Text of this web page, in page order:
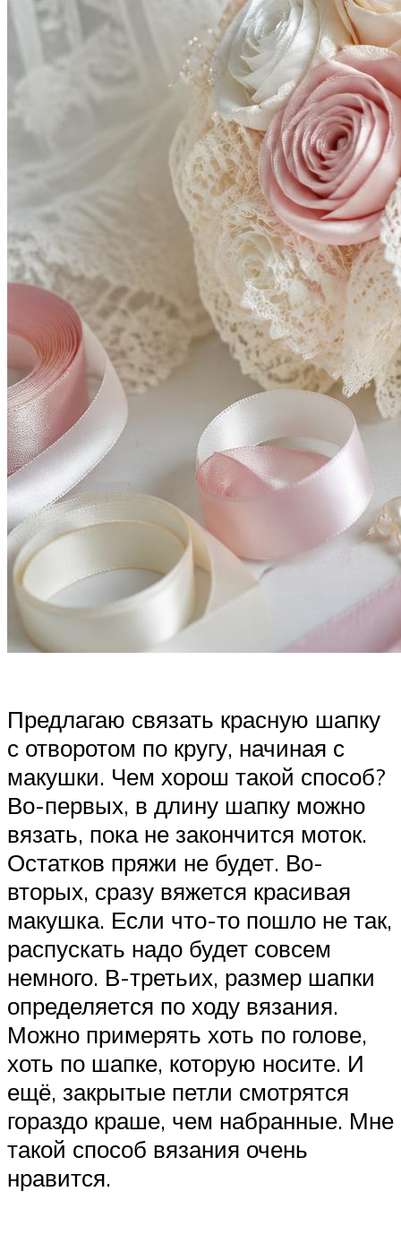
Предлагаю связать красную шапку
с отворотом по кругу, начиная с
макушки. Чем хорош такой способ?
Во-первых, в длину шапку можно
вязать, пока не закончится моток.
Остатков пряжи не будет. Во-
вторых, сразу вяжется красивая
макушка. Если что-то пошло не так,
распускать надо будет совсем
немного. В-третьих, размер шапки
определяется по ходу вязания.
Можно примерять хоть по голове,
хоть по шапке, которую носите. И
ещё, закрытые петли смотрятся
гораздо краше, чем набранные. Мне
такой способ вязания очень
нравится.